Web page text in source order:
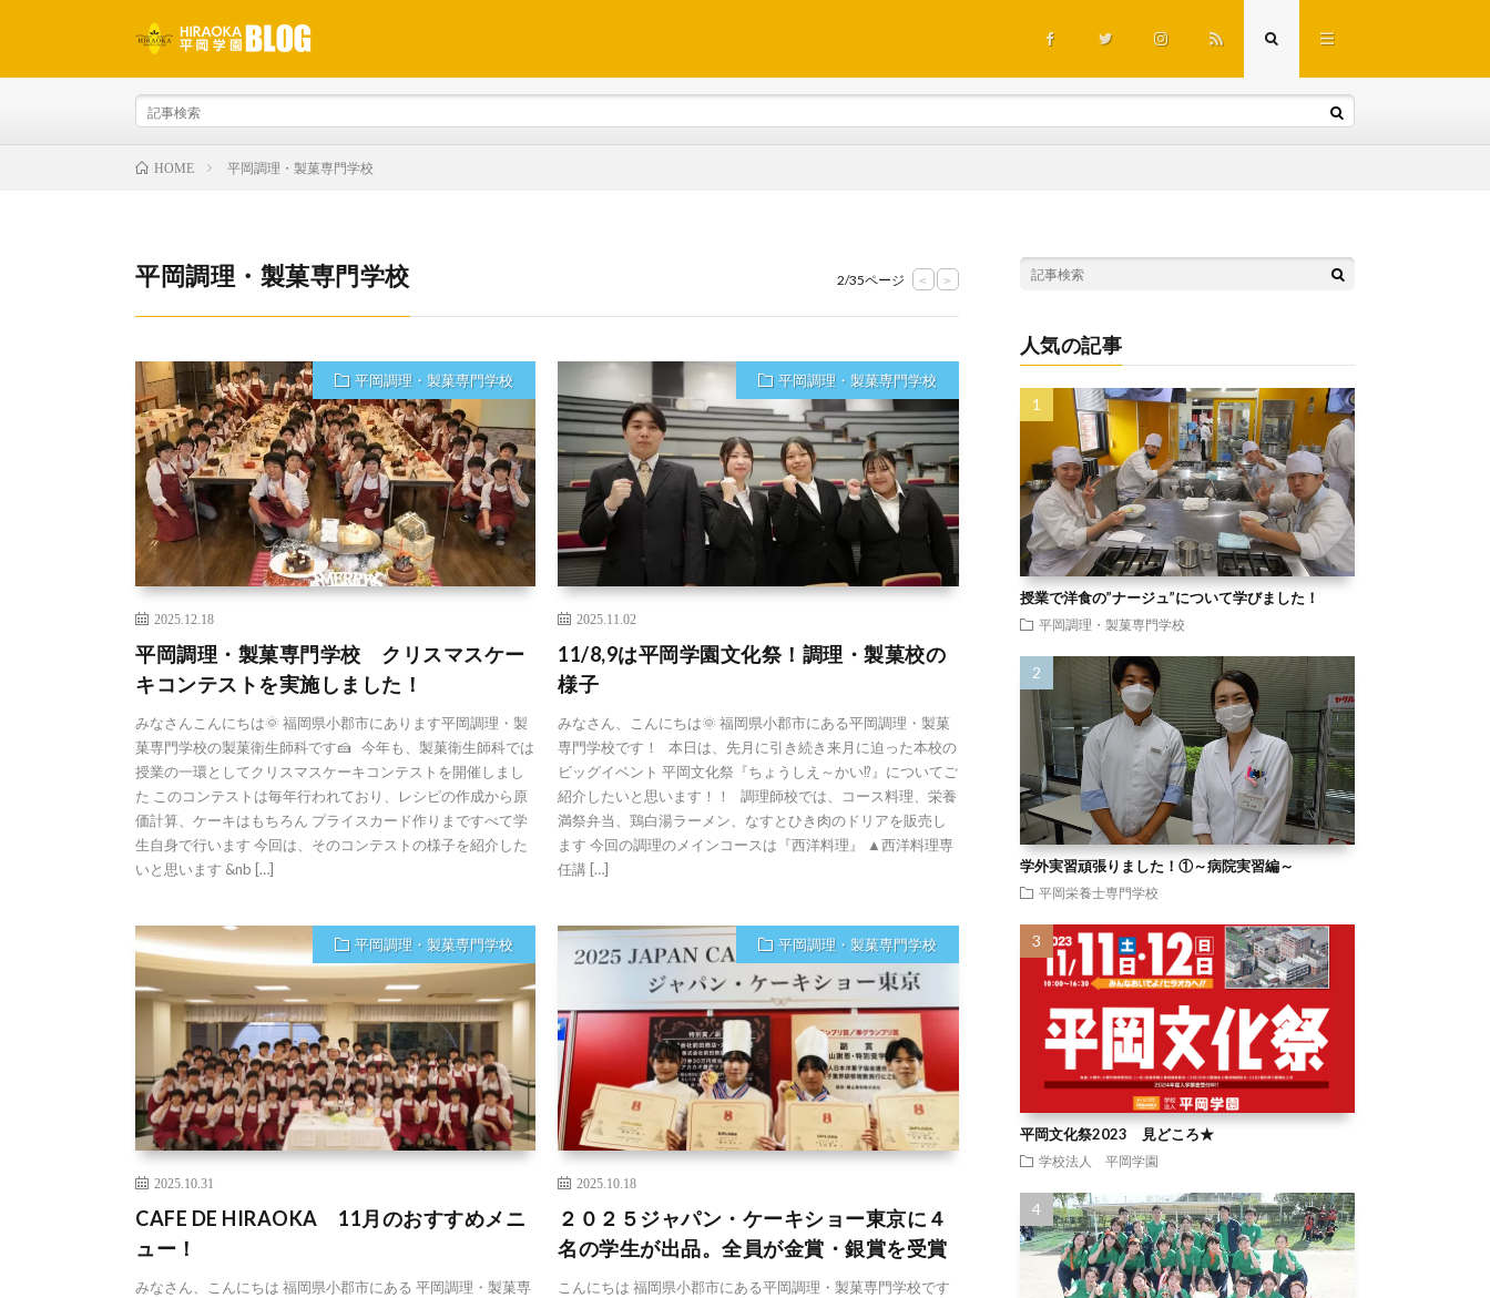
HOME 平岡調理・製菓専門学校
平岡調理・製菓専門学校 2/35ページ < >
平岡調理・製菓専門学校
2025.12.18
平岡調理・製菓専門学校 クリスマスケー
キコンテストを実施しました！
みなさんこんにちは🌞 福岡県小郡市にあります平岡調理・製
菓専門学校の製菓衛生師科です🍰 今年も、製菓衛生師科では
授業の一環としてクリスマスケーキコンテストを開催しまし
た このコンテストは毎年行われており、レシピの作成から原
価計算、ケーキはもちろん プライスカード作りまですべて学
生自身で行います 今回は、そのコンテストの様子を紹介した
いと思います &nb […]
平岡調理・製菓専門学校
2025.11.02
11/8,9は平岡学園文化祭！調理・製菓校の
様子
みなさん、こんにちは🌞 福岡県小郡市にある平岡調理・製菓
専門学校です！ 本日は、先月に引き続き来月に迫った本校の
ビッグイベント 平岡文化祭『ちょうしえ～かい⁉』についてご
紹介したいと思います！！ 調理師校では、コース料理、栄養
満祭弁当、鶏白湯ラーメン、なすとひき肉のドリアを販売し
ます 今回の調理のメインコースは『西洋料理』 ▲西洋料理専
任講 […]
平岡調理・製菓専門学校
2025.10.31
CAFE DE HIRAOKA 11月のおすすめメニ
ュー！
みなさん、こんにちは 福岡県小郡市にある 平岡調理・製菓専
平岡調理・製菓専門学校
2025.10.18
２０２５ジャパン・ケーキショー東京に４
名の学生が出品。全員が金賞・銀賞を受賞
こんにちは 福岡県小郡市にある平岡調理・製菓専門学校です
人気の記事
授業で洋食の”ナージュ”について学びました！
平岡調理・製菓専門学校
学外実習頑張りました！①～病院実習編～
平岡栄養士専門学校
平岡文化祭2023 見どころ★
学校法人 平岡学園